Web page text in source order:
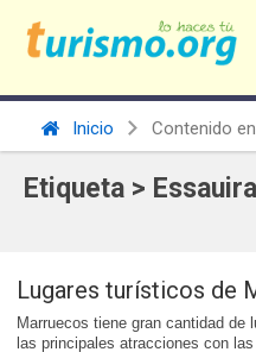
Inicio Contenido
Etiqueta > Essauira
Lugares turísticos de
Marruecos tiene gran cantidad de
las principales atracciones con